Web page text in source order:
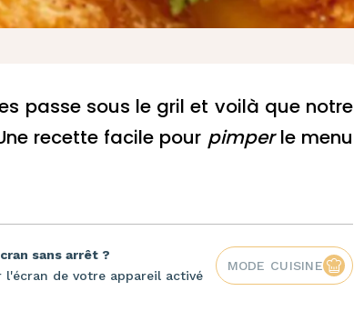
passe sous le gril et voilà que notre
recette facile pour pimperle menu
sans arrêt ?
de votre appareil activé
MODE CUISINE